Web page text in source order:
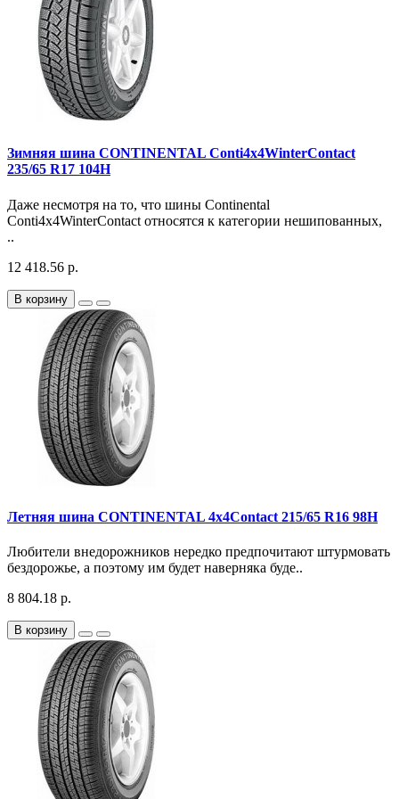
Зимняя шина CONTINENTAL Conti4x4WinterContact
235/65 R17 104H
Даже несмотря на то, что шины Continental
Conti4x4WinterContact относятся к категории нешипованных,
..
12 418.56 р.
В корзину
Летняя шина CONTINENTAL 4x4Contact 215/65 R16 98H
Любители внедорожников нередко предпочитают штурмовать
бездорожье, а поэтому им будет наверняка буде..
8 804.18 р.
В корзину